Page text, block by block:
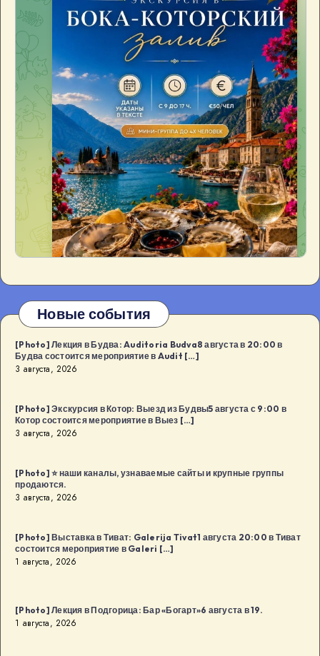
Новые события
[Photo] Лекция в Будва: Auditoria Budva8 августа в 20:00 в
Будва состоится мероприятие в Audit […]
3 августа, 2026
[Photo] Экскурсия в Котор: Выезд из Будвы5 августа с 9:00 в
Котор состоится мероприятие в Выез […]
3 августа, 2026
[Photo] ⭐️ наши каналы, узнаваемые сайты и крупные группы
продаются.
3 августа, 2026
[Photo] Выставка в Тиват: Galerija Tivat1 августа 20:00 в Тиват
состоится мероприятие в Galeri […]
1 августа, 2026
[Photo] Лекция в Подгорица: Бар «Богарт»6 августа в 19.
1 августа, 2026